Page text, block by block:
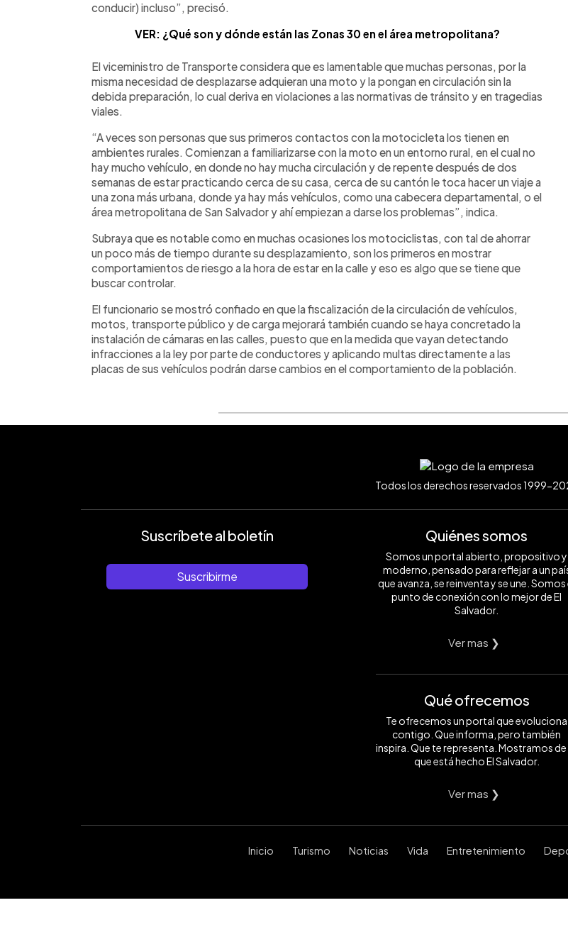
conducir) incluso”, precisó.
VER: ¿Qué son y dónde están las Zonas 30 en el área metropolitana?
El viceministro de Transporte considera que es lamentable que muchas personas, por la
misma necesidad de desplazarse adquieran una moto y la pongan en circulación sin la
debida preparación, lo cual deriva en violaciones a las normativas de tránsito y en tragedias
viales.
“A veces son personas que sus primeros contactos con la motocicleta los tienen en
ambientes rurales. Comienzan a familiarizarse con la moto en un entorno rural, en el cual no
hay mucho vehículo, en donde no hay mucha circulación y de repente después de dos
semanas de estar practicando cerca de su casa, cerca de su cantón le toca hacer un viaje a
una zona más urbana, donde ya hay más vehículos, como una cabecera departamental, o el
área metropolitana de San Salvador y ahí empiezan a darse los problemas”, indica.
Subraya que es notable como en muchas ocasiones los motociclistas, con tal de ahorrar
un poco más de tiempo durante su desplazamiento, son los primeros en mostrar
comportamientos de riesgo a la hora de estar en la calle y eso es algo que se tiene que
buscar controlar.
El funcionario se mostró confiado en que la fiscalización de la circulación de vehículos,
motos, transporte público y de carga mejorará también cuando se haya concretado la
instalación de cámaras en las calles, puesto que en la medida que vayan detectando
infracciones a la ley por parte de conductores y aplicando multas directamente a las
placas de sus vehículos podrán darse cambios en el comportamiento de la población.
Todos los derechos reservados 1999-
Suscríbete al boletín
Suscribirme
Quiénes somos
Somos un portal abierto, propositivo y
moderno, pensado para reflejar a un
que avanza, se reinventa y se une. Somos
punto de conexión con lo mejor de El
Salvador.
Ver mas ❯
Qué ofrecemos
Te ofrecemos un portal que evoluciona
contigo. Que informa, pero también
inspira. Que te representa. Mostramos de
que está hecho El Salvador.
Ver mas ❯
Inicio Turismo Noticias Vida Entretenimiento